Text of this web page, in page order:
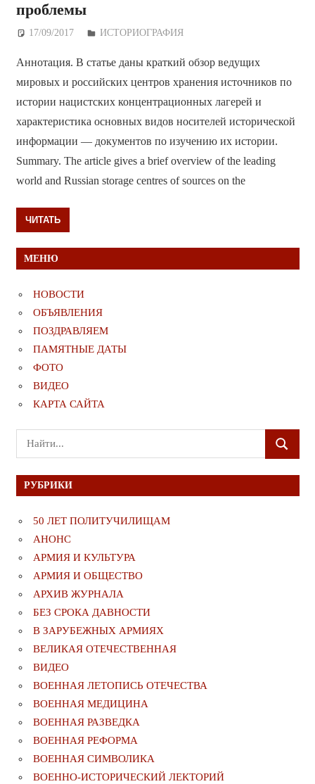
проблемы
17/09/2017 Дежурный по Редакции
ИСТОРИОГРАФИЯ
Аннотация. В статье даны краткий обзор ведущих
мировых и российских центров хранения источников по
истории нацистских концентрационных лагерей и
характеристика основных видов носителей исторической
информации — документов по изучению их истории.
Summary. The article gives a brief overview of the leading
world and Russian storage centres of sources on the
ЧИТАТЬ
МЕНЮ
НОВОСТИ
ОБЪЯВЛЕНИЯ
ПОЗДРАВЛЯЕМ
ПАМЯТНЫЕ ДАТЫ
ФОТО
ВИДЕО
КАРТА САЙТА
Поиск
для:
ПОИСК
РУБРИКИ
50 ЛЕТ ПОЛИТУЧИЛИЩАМ
АНОНС
АРМИЯ И КУЛЬТУРА
АРМИЯ И ОБЩЕСТВО
АРХИВ ЖУРНАЛА
БЕЗ СРОКА ДАВНОСТИ
В ЗАРУБЕЖНЫХ АРМИЯХ
ВЕЛИКАЯ ОТЕЧЕСТВЕННАЯ
ВИДЕО
ВОЕННАЯ ЛЕТОПИСЬ ОТЕЧЕСТВА
ВОЕННАЯ МЕДИЦИНА
ВОЕННАЯ РАЗВЕДКА
ВОЕННАЯ РЕФОРМА
ВОЕННАЯ СИМВОЛИКА
ВОЕННО-ИСТОРИЧЕСКИЙ ЛЕКТОРИЙ